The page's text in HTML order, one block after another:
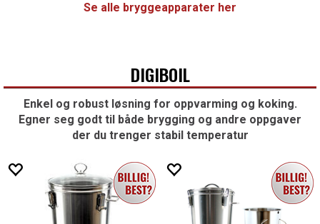
Se alle bryggeapparater her
DIGIBOIL
Enkel og robust løsning for oppvarming og koking.
Egner seg godt til både brygging og andre oppgaver
der du trenger stabil temperatur